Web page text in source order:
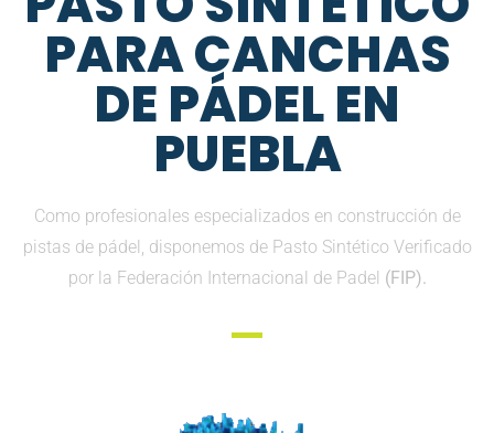
PARA CANCHAS
DE PÁDEL EN
PUEBLA
Como profesionales especializados en construcción de
pistas de pádel, disponemos de Pasto Sintético Verificado
por la Federación Internacional de Padel (FIP).